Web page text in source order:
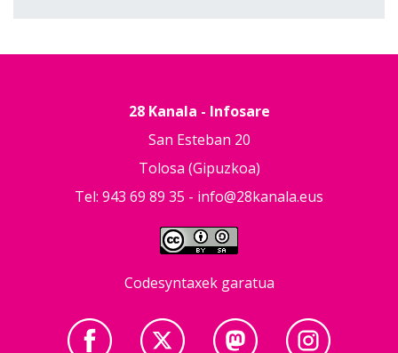
28 Kanala - Infosare
San Esteban 20
Tolosa (Gipuzkoa)
Tel: 943 69 89 35 - info@28kanala.eus
Codesyntaxek garatua